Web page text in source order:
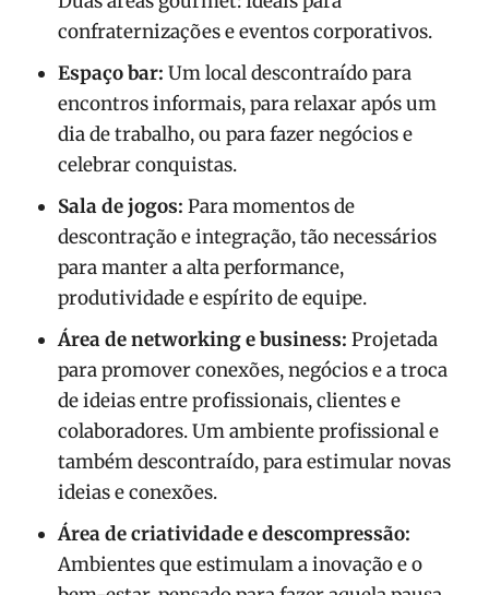
confraternizações e eventos corporativos.
Espaço bar: Um local descontraído para
encontros informais, para relaxar após um
dia de trabalho, ou para fazer negócios e
celebrar conquistas.
Sala de jogos: Para momentos de
descontração e integração, tão necessários
para manter a alta performance,
produtividade e espírito de equipe.
Área de networking e business:Projetada
para promover conexões, negócios e a troca
de ideias entre profissionais, clientes e
colaboradores. Um ambiente profissional e
também descontraído, para estimular novas
ideias e conexões.
Área de criatividade e descompressão:
Ambientes que estimulam a inovação e o